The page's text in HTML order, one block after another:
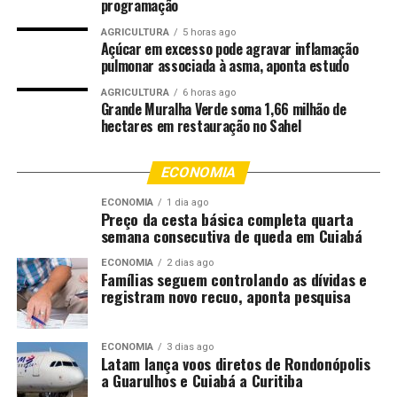
estamos vivendo”, afirmou.
Ele ressaltou ainda a importância da continuidade desse
diálogo e da construção coletiva de soluções. “É uma
alegria saber que há uma continuidade de engajamento
de todos da academia no objetivo de encontrar uma
todos nós estamos imersos, com problemas inúmeros.
Então, precisamos não só discutir e trazer ideias, e o
fundamental é implementar ações que venham trazer
um resultado satisfatório a todos nós”, pontuou.
O magistrado também enfatizou o papel central da
educação e da participação social no enfrentamento
desses desafios. “Não há outro caminho a não ser a
educação. A civilização humana, desde os primórdios dos
tempos, sempre deparou com a questão da violência,
com a questão da fome e, às vezes, com a tirania de
programação
AGRICULTURA 5 horas ago
Açúcar em excesso pode agravar inflamação
pulmonar associada à asma, aponta estudo
AGRICULTURA 6 horas ago
Grande Muralha Verde soma 1,66 milhão de
hectares em restauração no Sahel
ECONOMIA
ECONOMIA 1 dia ago
Preço da cesta básica completa quarta
semana consecutiva de queda em Cuiabá
ECONOMIA 2 dias ago
Famílias seguem controlando as dívidas e
registram novo recuo, aponta pesquisa
ECONOMIA 3 dias ago
Latam lança voos diretos de Rondonópolis
a Guarulhos e Cuiabá a Curitiba